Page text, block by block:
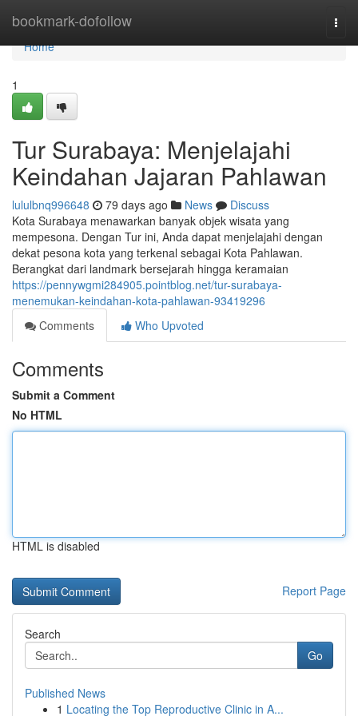
bookmark-dofollow
Home
Home
1
Tur Surabaya: Menjelajahi
Keindahan Jajaran Pahlawan
lululbnq996648 79 days ago News
Discuss
Kota Surabaya menawarkan banyak objek wisata yang
mempesona. Dengan Tur ini, Anda dapat menjelajahi dengan
dekat pesona kota yang terkenal sebagai Kota Pahlawan.
Berangkat dari landmark bersejarah hingga keramaian
https://pennywgmi284905.pointblog.net/tur-surabaya-
menemukan-keindahan-kota-pahlawan-93419296
Comments
Who Upvoted
Comments
Submit a Comment
No HTML
HTML is disabled
Report Page
Search
Go
Published News
1 Locating the Top Reproductive Clinic in A...